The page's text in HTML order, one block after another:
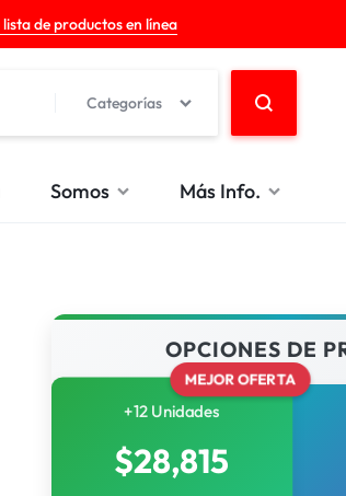
de productos en línea
Categorías
Somos Más Info.
OPCIONES DE
MEJOR OFERTA
+12 Unidades
$28,815